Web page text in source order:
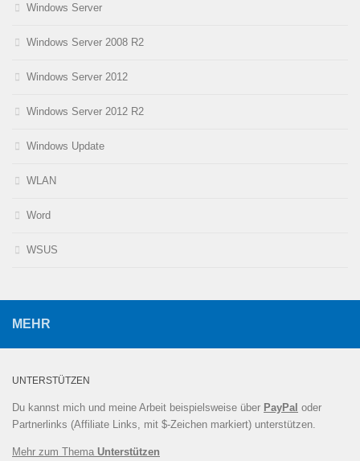
Windows Server
Windows Server 2008 R2
Windows Server 2012
Windows Server 2012 R2
Windows Update
WLAN
Word
WSUS
MEHR
UNTERSTÜTZEN
Du kannst mich und meine Arbeit beispielsweise über PayPal oder
Partnerlinks (Affiliate Links, mit $-Zeichen markiert) unterstützen.
Mehr zum Thema Unterstützen